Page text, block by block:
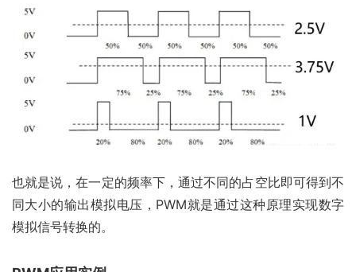
也就是说，在一定的频率下，通过不同的占空比即可得到不
同大小的输出模拟电压，PWM就是通过这种原理实现数字
模拟信号转换的。